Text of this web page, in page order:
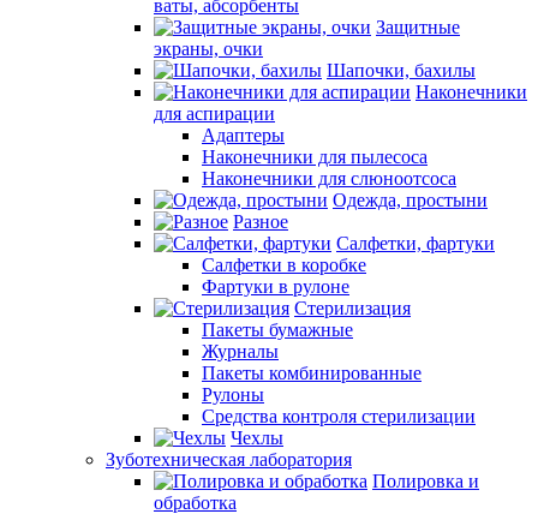
ваты, абсорбенты
Защитные
экраны, очки
Шапочки, бахилы
Наконечники
для аспирации
Адаптеры
Наконечники для пылесоса
Наконечники для слюноотсоса
Одежда, простыни
Разное
Салфетки, фартуки
Салфетки в коробке
Фартуки в рулоне
Стерилизация
Пакеты бумажные
Журналы
Пакеты комбинированные
Рулоны
Средства контроля стерилизации
Чехлы
Зуботехническая лаборатория
Полировка и
обработка